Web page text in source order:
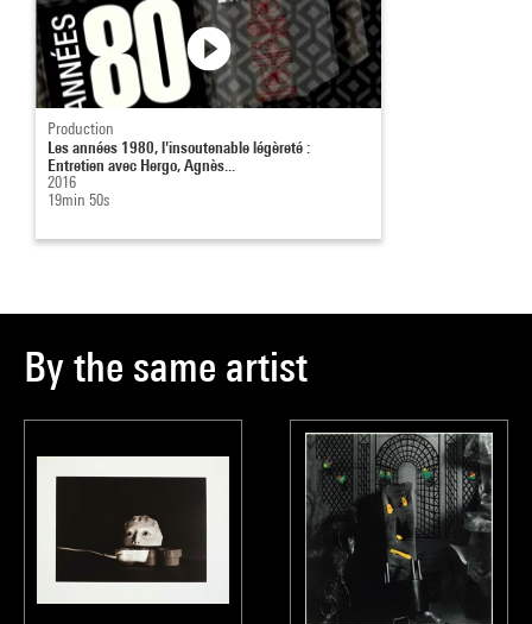
Production
Les années 1980, l'insoutenable légèreté :
Entretien avec Hergo, Agnès...
2016
19min 50s
By the same artist